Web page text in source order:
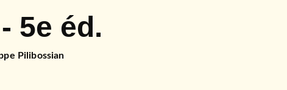
5e éd.
Pilibossian